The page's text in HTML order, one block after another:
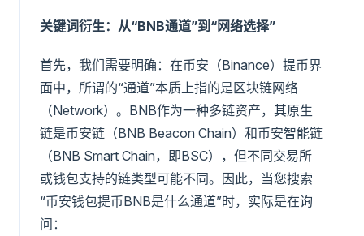
关键词衍生：从“BNB通道”到“网络选择”
首先，我们需要明确：在币安（Binance）提币界
面中，所谓的“通道”本质上指的是区块链网络
（Network）。BNB作为一种多链资产，其原生
链是币安链（BNB Beacon Chain）和币安智能链
（BNB Smart Chain，即BSC），但不同交易所
或钱包支持的链类型可能不同。因此，当您搜索
“币安钱包提币BNB是什么通道”时，实际是在询
问：